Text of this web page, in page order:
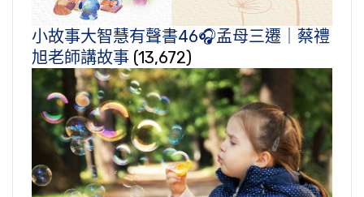
小故事大智慧有聲書46🎧孟母三遷｜蔡禮
旭老師講故事 (13,672)